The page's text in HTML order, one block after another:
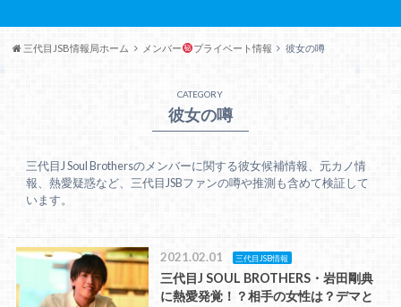
三代目JSB情報局ホーム メンバー プライベート情報 彼女の噂
CATEGORY
彼女の噂
三代目J Soul Brothersのメンバーに関する彼女候補情報、元カノ情
報、熱愛疑惑など、三代目JSBファンの噂や推測も含めて検証して
います。
2021.02.01 三代目JSB情報
三代目J SOUL BROTHERS・岩田剛典
に熱愛発覚！？相手の女性は？デマと